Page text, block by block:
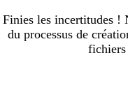
Finies les incertitudes !
du processus de
fichiers